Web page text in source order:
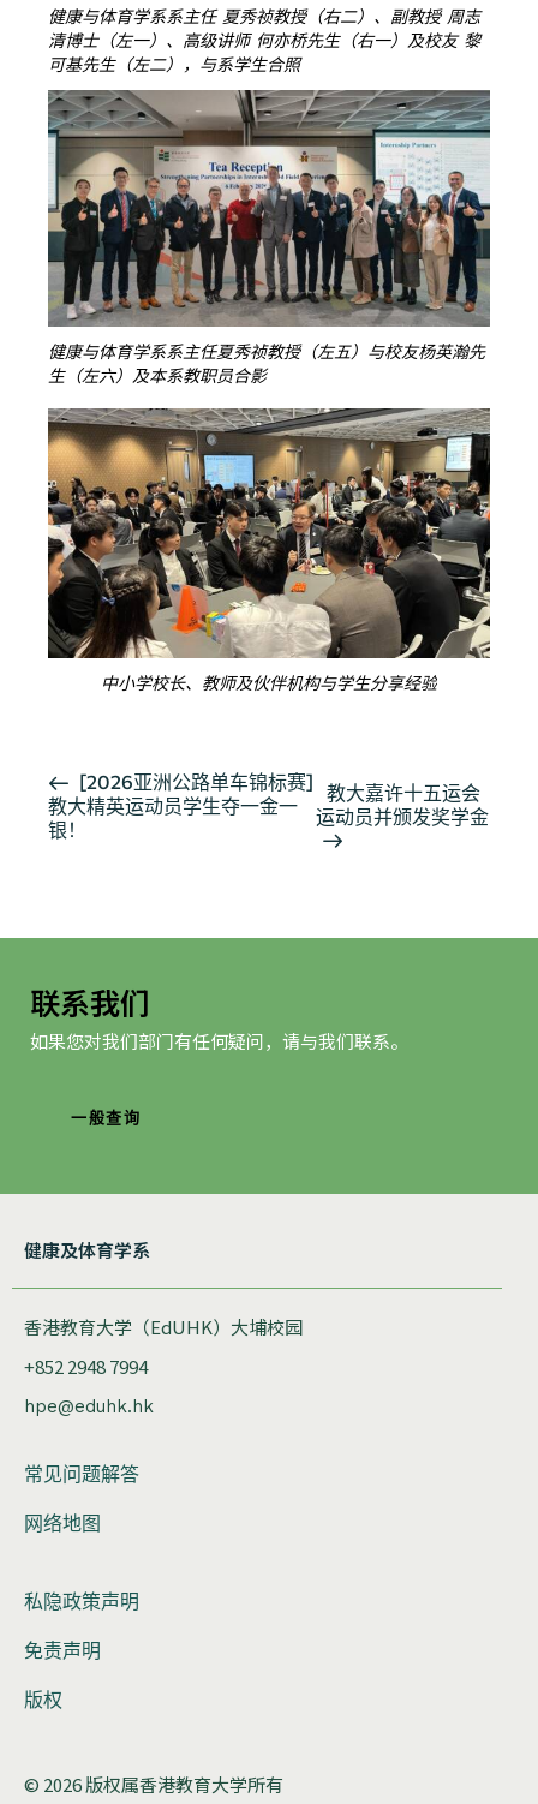
健康与体育学系系主任 夏秀祯教授（右二）、副教授 周志
清博士（左一）、高级讲师 何亦桥先生（右一）及校友 黎
可基先生（左二），与系学生合照
健康与体育学系系主任夏秀祯教授（左五）与校友杨英瀚先
生（左六）及本系教职员合影
中小学校长、教师及伙伴机构与学生分享经验
活
动
导
[2026亚洲公路单车锦标赛]
教大精英运动员学生夺一金一
银！
教大嘉许十五运会
运动员并颁发奖学金
联系我们
如果您对我们部门有任何疑问，请与我们联系。
一般查询
健康及体育学系
香港教育大学（EdUHK）大埔校园
+852 2948 7994
hpe@eduhk.hk
常见问题解答
网络地图
私隐政策声明
免责声明
版权
© 2026 版权属香港教育大学所有